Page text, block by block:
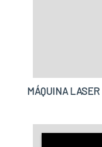
MÁQUINA LASER